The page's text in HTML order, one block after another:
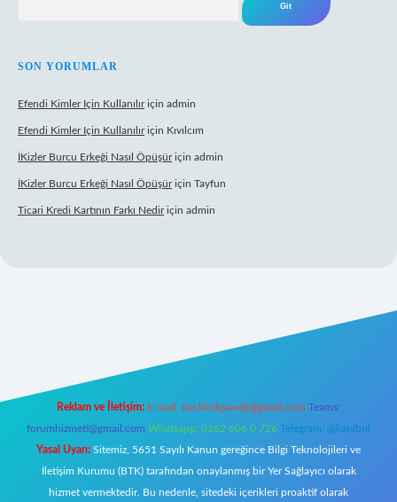
SON YORUMLAR
Efendi Kimler Için Kullanılıriçin admin
Efendi Kimler Için Kullanılıriçin Kıvılcım
İKizler Burcu Erkeği Nasıl Öpüşüriçin admin
İKizler Burcu Erkeği Nasıl Öpüşüriçin Tayfun
Ticari Kredi Kartının Farkı Nediriçin admin
Reklam ve İletişim: E-mail: backlinkpaneli@gmail.com Teams:
forumhizmeti@gmail.com Whatsapp: 0262 606 0 726 Telegram: @karabul
Yasal Uyarı: Sitemiz, 5651 Sayılı Kanun gereğince Bilgi Teknolojileri ve
İletişim Kurumu (BTK) tarafından onaylanmış bir Yer Sağlayıcı olarak
hizmet vermektedir. Bu nedenle, sitedeki içerikleri proaktif olarak